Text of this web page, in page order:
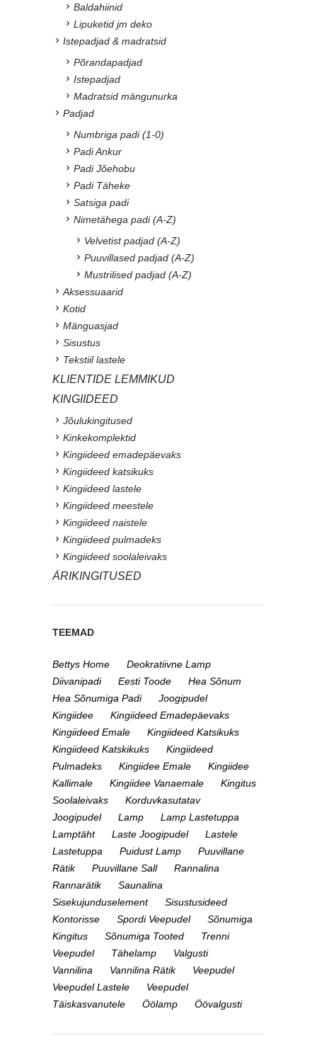
Baldahiinid
Lipuketid jm deko
Istepadjad & madratsid
Põrandapadjad
Istepadjad
Madratsid mängunurka
Padjad
Numbriga padi (1-0)
Padi Ankur
Padi Jõehobu
Padi Täheke
Satsiga padi
Nimetähega padi (A-Z)
Velvetist padjad (A-Z)
Puuvillased padjad (A-Z)
Mustrilised padjad (A-Z)
Aksessuaarid
Kotid
Mänguasjad
Sisustus
Tekstiil lastele
KLIENTIDE LEMMIKUD
KINGIIDEED
Jõulukingitused
Kinkekomplektid
Kingiideed emadepäevaks
Kingiideed katsikuks
Kingiideed lastele
Kingiideed meestele
Kingiideed naistele
Kingiideed pulmadeks
Kingiideed soolaleivaks
ÄRIKINGITUSED
TEEMAD
Bettys Home
Deokratiivne Lamp
Diivanipadi
Eesti Toode
Hea Sõnum
Hea Sõnumiga Padi
Joogipudel
Kingiidee
Kingiideed Emadepäevaks
Kingiideed Emale
Kingiideed Katsikuks
Kingiideed Katskikuks
Kingiideed
Pulmadeks
Kingiidee Emale
Kingiidee
Kallimale
Kingiidee Vanaemale
Kingitus
Soolaleivaks
Korduvkasutatav
Joogipudel
Lamp
Lamp Lastetuppa
Lamptäht
Laste Joogipudel
Lastele
Lastetuppa
Puidust Lamp
Puuvillane
Rätik
Puuvillane Sall
Rannalina
Rannarätik
Saunalina
Sisekujunduselement
Sisustusideed
Kontorisse
Spordi Veepudel
Sõnumiga
Kingitus
Sõnumiga Tooted
Trenni
Veepudel
Tähelamp
Valgusti
Vannilina
Vannilina Rätik
Veepudel
Veepudel Lastele
Veepudel
Täiskasvanutele
Öölamp Öövalgusti